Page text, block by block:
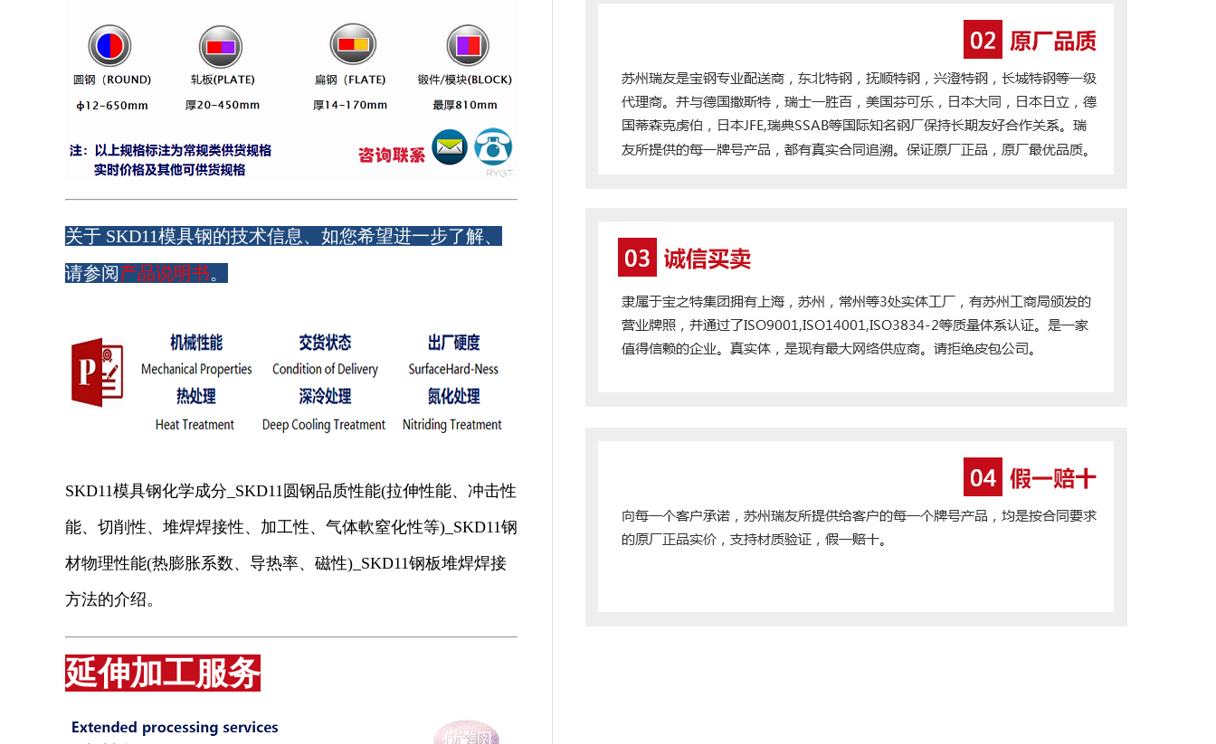
关于 SKD11模具钢的技术信息、如您希望进一步了解、
请参阅产品说明书。
SKD11模具钢化学成分_SKD11圆钢品质性能(拉伸性能、冲击性
能、切削性、堆焊焊接性、加工性、气体軟窒化性等)_SKD11钢
材物理性能(热膨胀系数、导热率、磁性)_SKD11钢板堆焊焊接
方法的介绍。
延伸加工服务